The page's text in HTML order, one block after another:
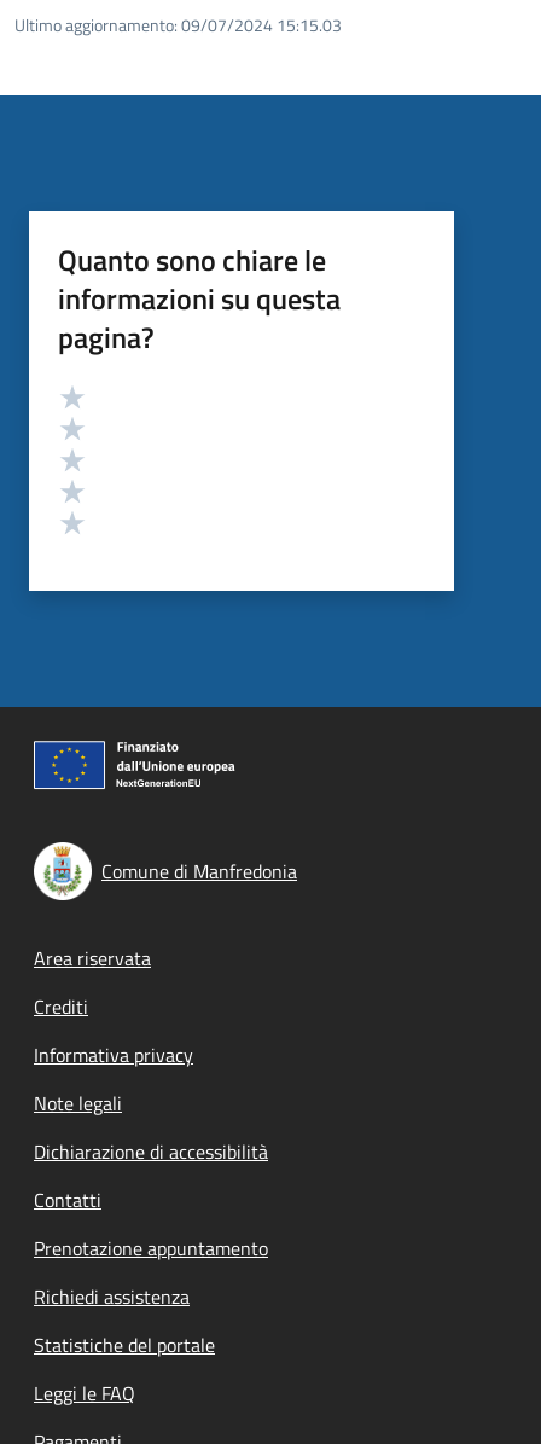
Ultimo aggiornamento:09/07/2024 15:15.03
Quanto sono chiare le
informazioni su questa
pagina?
Valutazione
Comune di Manfredonia
Footer menu
Area riservata
Crediti
Informativa privacy
Note legali
Dichiarazione di accessibilità
Contatti
Prenotazione appuntamento
Richiedi assistenza
Statistiche del portale
Leggi le FAQ